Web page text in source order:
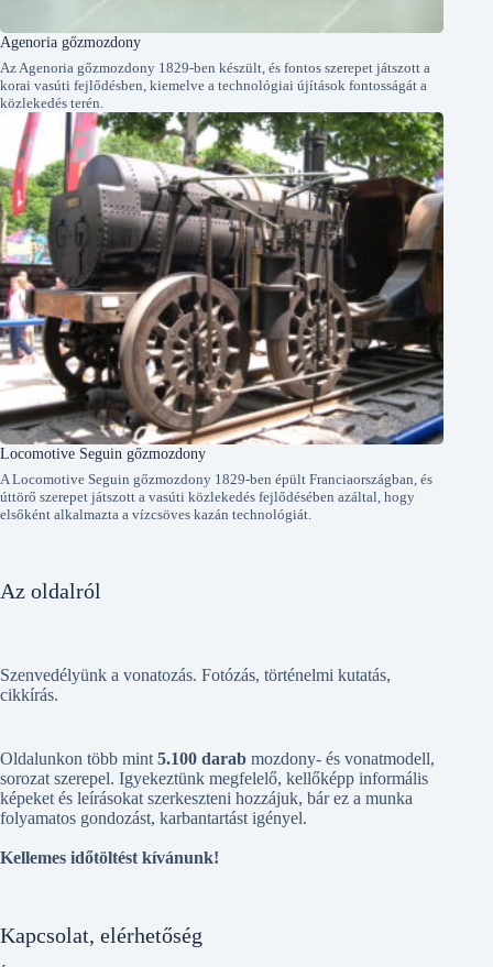
Agenoria gőzmozdony
Az Agenoria gőzmozdony 1829-ben készült, és fontos szerepet játszott a
korai vasúti fejlődésben, kiemelve a technológiai újítások fontosságát a
közlekedés terén.
Locomotive Seguin gőzmozdony
A Locomotive Seguin gőzmozdony 1829-ben épült Franciaországban, és
úttörő szerepet játszott a vasúti közlekedés fejlődésében azáltal, hogy
elsőként alkalmazta a vízcsöves kazán technológiát.
Az oldalról
Szenvedélyünk a vonatozás. Fotózás, történelmi kutatás,
cikkírás.
Oldalunkon több mint 5.100 darab mozdony- és vonatmodell,
sorozat szerepel. Igyekeztünk megfelelő, kellőképp informális
képeket és leírásokat szerkeszteni hozzájuk, bár ez a munka
folyamatos gondozást, karbantartást igényel.
Kellemes időtöltést kívánunk!
Kapcsolat, elérhetőség